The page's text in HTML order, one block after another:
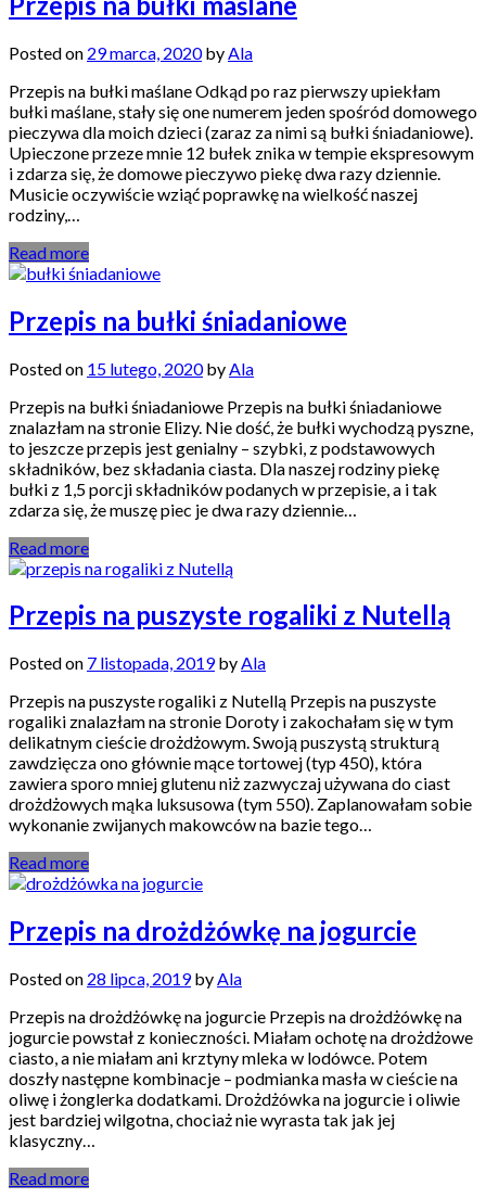
Posted on 29 marca, 2020by Ala
Przepis na bułki maślane Odkąd po raz pierwszy upiekłam
bułki maślane, stały się one numerem jeden spośród domowego
pieczywa dla moich dzieci (zaraz za nimi są bułki śniadaniowe).
Upieczone przeze mnie 12 bułek znika w tempie ekspresowym
i zdarza się, że domowe pieczywo piekę dwa razy dziennie.
Musicie oczywiście wziąć poprawkę na wielkość naszej
rodziny,…
Read more
Przepis na bułki śniadaniowe
Posted on 15 lutego, 2020by Ala
Przepis na bułki śniadaniowe Przepis na bułki śniadaniowe
znalazłam na stronie Elizy. Nie dość, że bułki wychodzą pyszne,
to jeszcze przepis jest genialny – szybki, z podstawowych
składników, bez składania ciasta. Dla naszej rodziny piekę
bułki z 1,5 porcji składników podanych w przepisie, a i tak
zdarza się, że muszę piec je dwa razy dziennie…
Read more
Przepis na puszyste rogaliki z Nutellą
Posted on 7 listopada, 2019byAla
Przepis na puszyste rogaliki z Nutellą Przepis na puszyste
rogaliki znalazłam na stronie Doroty i zakochałam się w tym
delikatnym cieście drożdżowym. Swoją puszystą strukturą
zawdzięcza ono głównie mące tortowej (typ 450), która
zawiera sporo mniej glutenu niż zazwyczaj używana do ciast
drożdżowych mąka luksusowa (tym 550). Zaplanowałam sobie
wykonanie zwijanych makowców na bazie tego…
Read more
Przepis na drożdżówkę na jogurcie
Posted on 28 lipca, 2019byAla
Przepis na drożdżówkę na jogurcie Przepis na drożdżówkę na
jogurcie powstał z konieczności. Miałam ochotę na drożdżowe
ciasto, a nie miałam ani krztyny mleka w lodówce. Potem
doszły następne kombinacje – podmianka masła w cieście na
oliwę i żonglerka dodatkami. Drożdżówka na jogurcie i oliwie
jest bardziej wilgotna, chociaż nie wyrasta tak jak jej
klasyczny…
Read more